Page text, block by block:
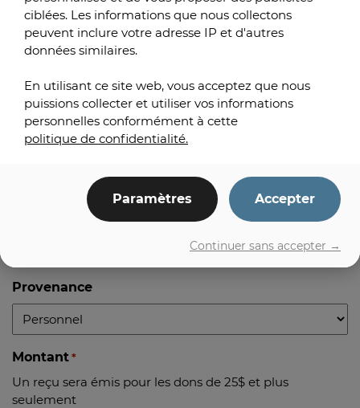
ZIP / Code postal
Pays
Courriel
Provenance
Montant *
Un reçu sera émis pour les dons de 25$ et plus
seulement
ciblées. Les informations que nous collectons
peuvent inclure votre adresse IP et d'autres
données similaires.
En utilisant ce site web, vous acceptez que nous
puissions collecter et utiliser vos informations
personnelles conformément à cette
politique de confidentialité.
Paramètres Accepter
Continuer sans accepter →